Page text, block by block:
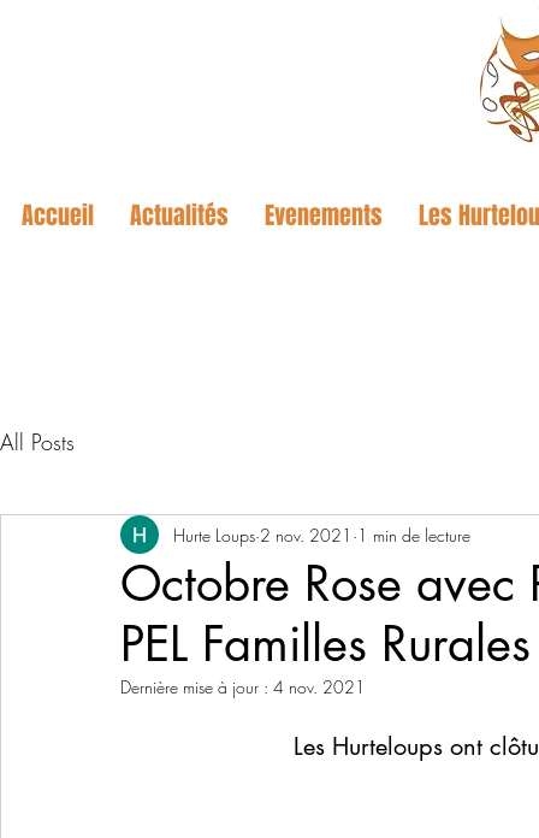
Accueil Actualités Evenements Les
All Posts
Octobre Rose avec
PEL Familles Rurales
Hurte Loups 2 nov. 2021 1 min de lecture
Dernière mise à jour : 4 nov. 2021
Les Hurteloups ont